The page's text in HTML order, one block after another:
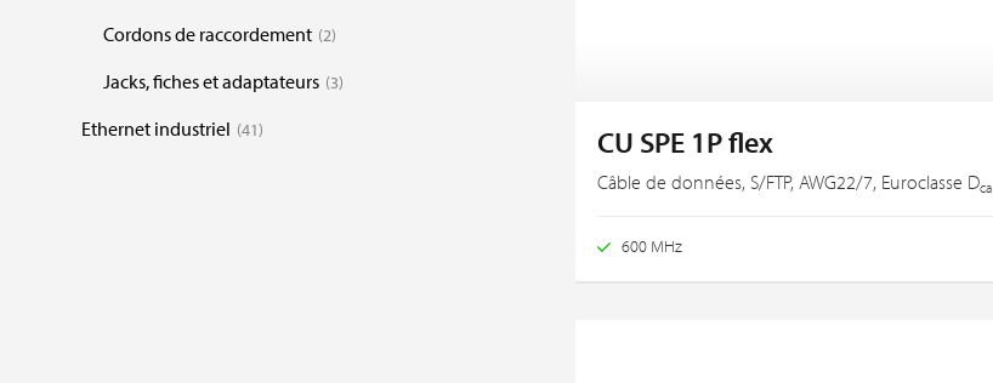
Cordons de raccordement 2
Jacks, fiches et adaptateurs 3
Ethernet industriel 41 CU SPE 1P flex
Câble de données, S/FTP, AWG22/7, Euroclasse Dca
600 MHz